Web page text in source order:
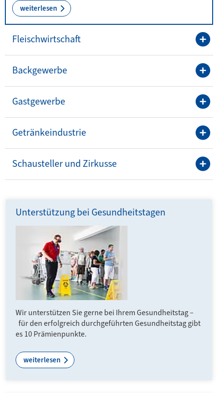
weiterlesen
Fleischwirtschaft
Backgewerbe
Gastgewerbe
Getränkeindustrie
Schausteller und Zirkusse
Unterstützung bei Gesundheitstagen
Wir unterstützen Sie gerne bei Ihrem Gesundheitstag –
für den erfolgreich durchgeführten Gesundheitstag gibt
es 10 Prämienpunkte.
weiterlesen